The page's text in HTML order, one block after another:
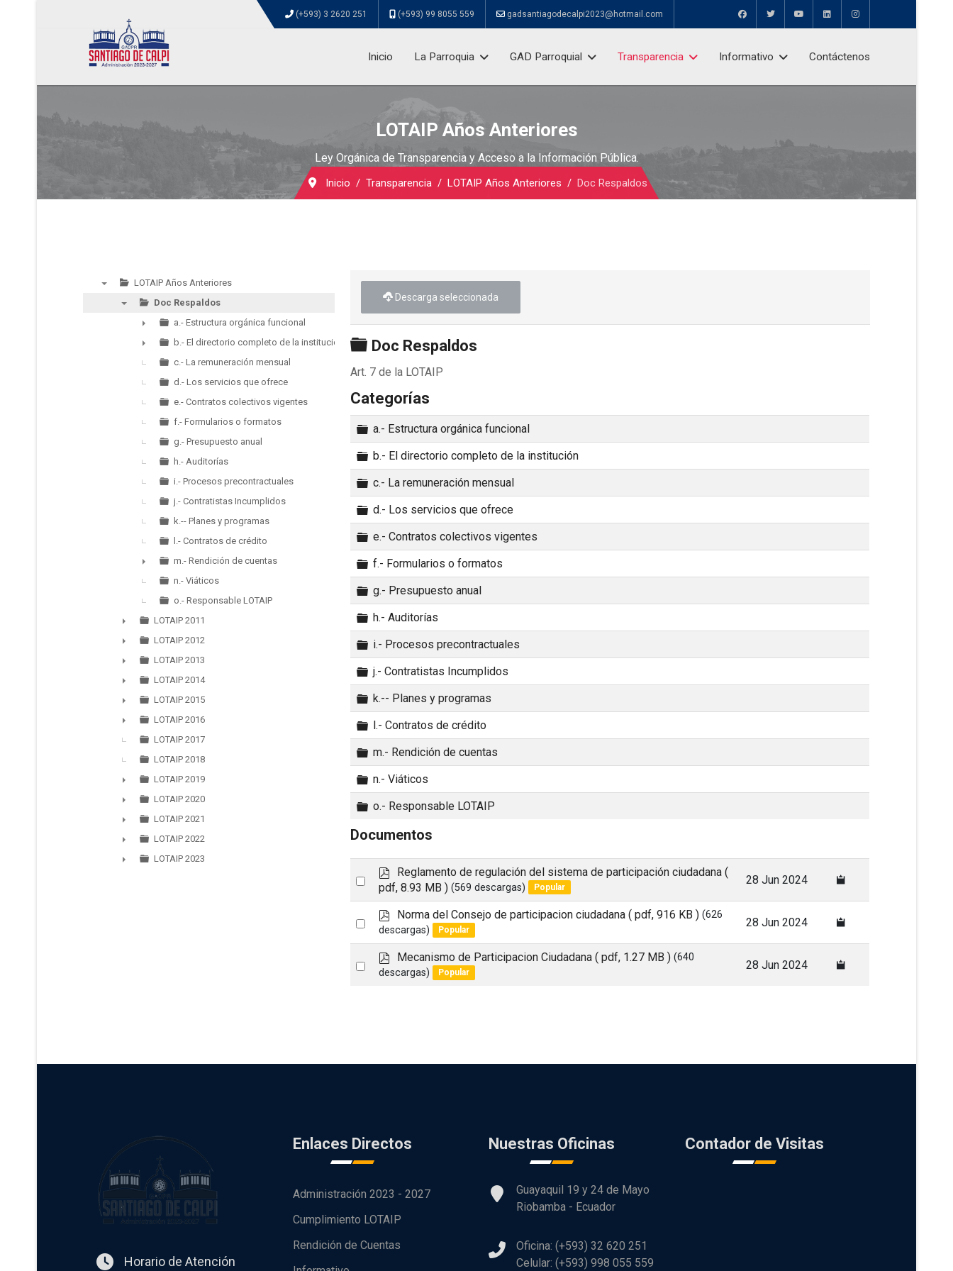
(+593) 3 2620 251 (+593) 99 8055 559 gadsantiagodecalpi2023@hotmail.com
Inicio La Parroquia GAD Parroquial Transparencia Informativo Contáctenos
LOTAIP Años Anteriores
Ley Orgánica de Transparencia y Acceso a la Información Pública.
Inicio Transparencia LOTAIP Años Anteriores Doc Respaldos
LOTAIP Años Anteriores
Doc Respaldos
►
a.- Estructura orgánica funcional
►
b.- El directorio completo de la institución
c.- La remuneración mensual
d.- Los servicios que ofrece
e.- Contratos colectivos vigentes
f.- Formularios o formatos
g.- Presupuesto anual
h.- Auditorías
i.- Procesos precontractuales
j.- Contratistas Incumplidos
k.-- Planes y programas
l.- Contratos de crédito
►
m.- Rendición de cuentas
n.- Viáticos
o.- Responsable LOTAIP
►
LOTAIP 2011
►
LOTAIP 2012
►
LOTAIP 2013
►
LOTAIP 2014
►
LOTAIP 2015
►
LOTAIP 2016
LOTAIP 2017
LOTAIP 2018
►
LOTAIP 2019
►
LOTAIP 2020
►
LOTAIP 2021
►
LOTAIP 2022
LOTAIP 2023
Descarga seleccionada
Carpeta
Doc Respaldos
Art. 7 de la LOTAIP
Categorías
Carpeta
a.- Estructura orgánica funcional
Carpeta
b.- El directorio completo de la institución
Carpeta
c.- La remuneración mensual
Carpeta
d.- Los servicios que ofrece
Carpeta
e.- Contratos colectivos vigentes
Carpeta
f.- Formularios o formatos
Carpeta
g.- Presupuesto anual
Carpeta
h.- Auditorías
Carpeta
i.- Procesos precontractuales
Carpeta
j.- Contratistas Incumplidos
Carpeta
k.-- Planes y programas
Carpeta
l.- Contratos de crédito
Carpeta
m.- Rendición de cuentas
Carpeta
n.- Viáticos
Carpeta
o.- Responsable LOTAIP
Documentos
Select
an
item
p
d
f
Reglamento de regulación del sistema de participación ciudadana (
pdf, 8.93 MB ) (569 descargas) Popular
28 Jun 2024
Select
an
item
p
d
f
Norma del Consejo de participacion ciudadana ( pdf, 916 KB ) (626
descargas)
Popular
28 Jun 2024
Select
p
d
Mecanismo de Participacion Ciudadana ( pdf, 1.27 MB ) (640
descargas)
Popular
28 Jun 2024
Horario de Atención
Enlaces Directos
Administración 2023 - 2027
Cumplimiento LOTAIP
Rendición de Cuentas
Nuestras Oficinas
Guayaquil 19 y 24 de Mayo
Riobamba - Ecuador
Oficina: (+593) 32 620 251
Celular: (+593) 998 055 559
Contador de Visitas